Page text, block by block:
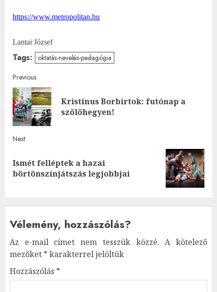
https://www.metropolitan.hu
Lantai József
Tags: oktatás-nevelés-pedagógia
Post
navigation
Previous
Kristinus Borbirtok: futónap a
szőlőhegyen!
Next
Next
post:
Ismét felléptek a hazai
börtönszínjátszás legjobbjai
Vélemény, hozzászólás?
Az e-mail címet nem tesszük közzé. A kötelező
mezőket * karakterrel jelöltük
Hozzászólás *